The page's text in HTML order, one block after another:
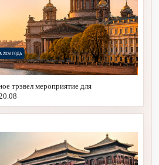
трэвел мероприятие для